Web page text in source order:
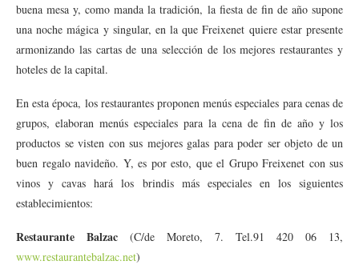
buena mesa y, como manda la tradición, la fiesta de fin de año supone
una noche mágica y singular, en la que Freixenet quiere estar presente
armonizando las cartas de una selección de los mejores restaurantes y
hoteles de la capital.
En esta época, los restaurantes proponen menús especiales para cenas de
grupos, elaboran menús especiales para la cena de fin de año y los
productos se visten con sus mejores galas para poder ser objeto de un
buen regalo navideño. Y, es por esto, que el Grupo Freixenet con sus
vinos y cavas hará los brindis más especiales en los siguientes
establecimientos:
Restaurante Balzac (C/de Moreto, 7. Tel.91 420 06 13,
www.restaurantebalzac.net)